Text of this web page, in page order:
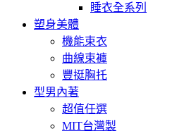
睡衣全系列
塑身美體
機能束衣
曲線束褲
豐挺胸托
型男內著
超值任選
MIT台灣製